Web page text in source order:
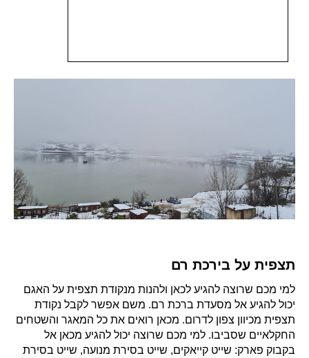
תצפית על בירכת רם
למי מכם שרוצה להגיע לכאן ולהנות מנקודת תצפית על האגם
יכול להגיע אל מסעדת ברכת רם. משם אפשר לקבל נקודת
תצפית מכיוון צפון לדרום. מכאן רואים את כל המאגר והשטחים
החקלאיים שסביבו. למי מכם שרוצה יכול להגיע מכאן אל
בקבוק פארק: שייט קייאקים, שייט בסירת מנועה, שייט בסירת